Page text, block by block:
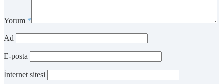
Yorum *
Ad
E-posta
İnternet sitesi